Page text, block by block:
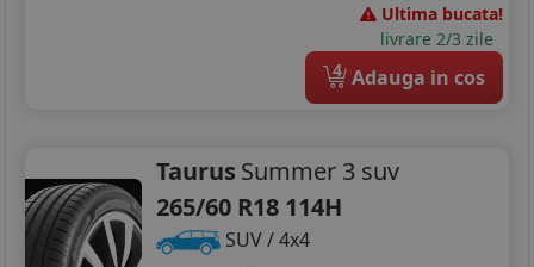
Ultima bucata!
livrare 2/3 zile
4 Adauga in cos
Taurus Summer 3 suv
265/60 R18 114H
SUV / 4x4